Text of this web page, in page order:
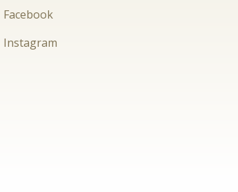
Facebook
Instagram